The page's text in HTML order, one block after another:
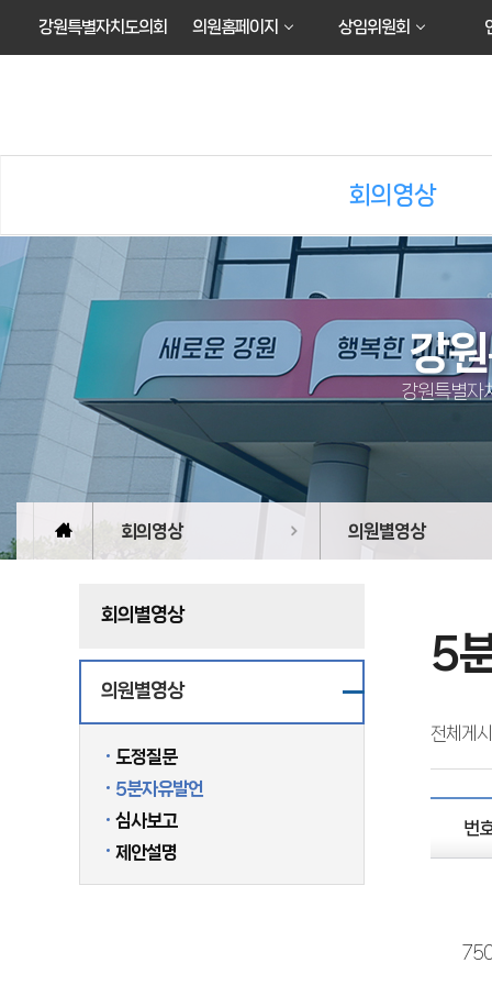
강원특별자치도의회 의원홈페이지 상임위원회
회의영상
강
강원특별자
회의영상 의원별영상
회의별영상
의원별영상
도정질문
5분자유발언
심사보고
제안설명
5
전체게
번